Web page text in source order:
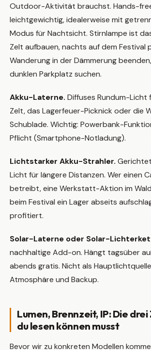
Outdoor-Aktivität brauchst. Hands-
leichtgewichtig, idealerweise mit
Modus für Nachtsicht. Stirnlampe ist
Zelt aufbauen, nachts auf dem Festival
Wanderung in der Dämmerung
dunklen Parkplatz suchen.
Akku-Laterne. Diffuses Rundum-Licht
Zelt, das Lagerfeuer-Picknick oder die
Schublade. Wichtig: Powerbank-
Pflicht (Smartphone-Notladung).
Lichtstarker Akku-Strahler.
Licht für längere Distanzen. Wer einen
betreibt, eine Werkstatt-Aktion im
beim Festival ein Lager abseits
profitiert.
Solar-Laterne oder Solar-
nachhaltige Add-on. Hängt tagsüber
abends gratis. Nicht als
Atmosphäre und Backup.
Lumen, Brennzeit, IP: Die
du lesen können musst
Bevor wir zu konkreten Modellen